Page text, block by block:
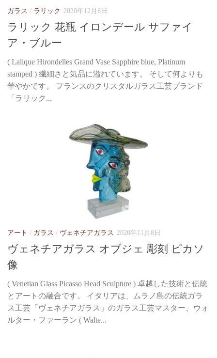
ガラス / ラリック 2020年12月6日
ラリック 花瓶 イロンデール サファイ
ア・ブルー
( Lalique Hirondelles Grand Vase Sapphire blue, Platinum
stamped ) 繊細さと気品に溢れています。 そして何よりも
華やかです。 フランスのクリスタルガラス工芸ブランド
「ラリック...
アート / ガラス / ヴェネチアガラス 2020年11月8日
ヴェネチアガラス オブジェ 彫刻 ピカソ
像
( Venetian Glass Picasso Head Sculpture ) 卓越した技術と伝統
とアートの融合です。 イタリアは、ムラノ島の伝統ガラ
ス工芸「ヴェネチアガラス」のガラス工芸マスター、ウォ
ルター・ファーラン ( Walte...